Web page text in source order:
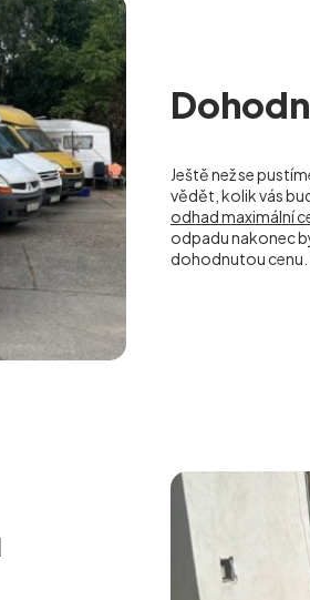
Ještě než se
vědět, kolik vás
odhad maximální
odpadu nakonec
dohodnutou cenu.